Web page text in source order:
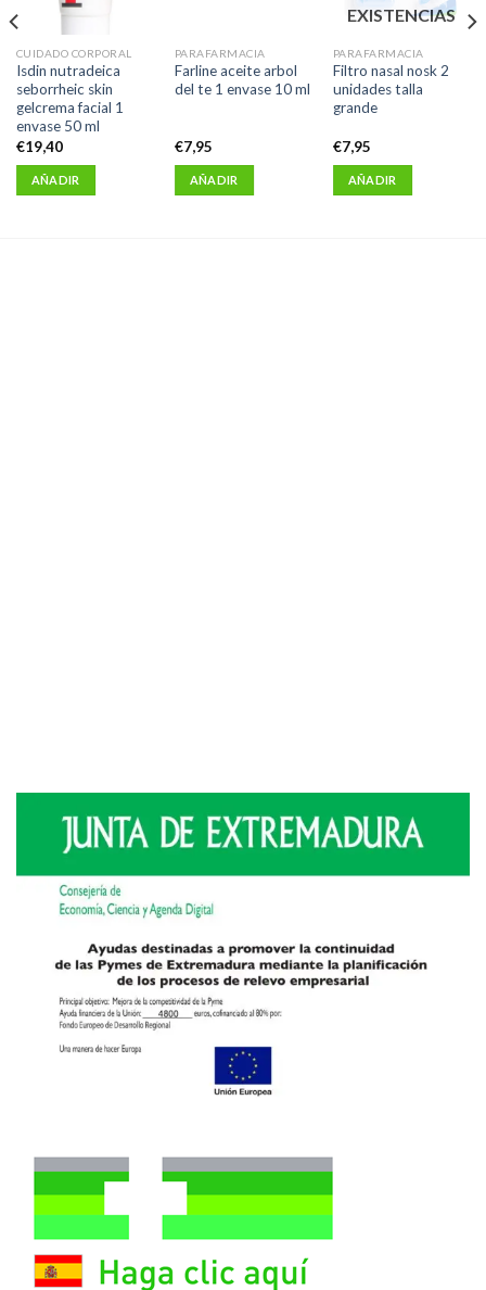
CUIDADO CORPORAL
Isdin nutradeica
seborrheic skin
gelcrema facial 1
envase 50 ml
€19,40
AÑADIR
PARAFARMACIA
Farline aceite arbol
del te 1 envase 10 ml
€7,95
AÑADIR
EXISTENCIAS
PARAFARMACIA
Filtro nasal nosk 2
unidades talla
grande
€7,95
AÑADIR